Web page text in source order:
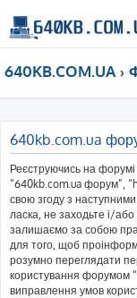
640KB.COM.UA
640kb.com.ua
Реєструючись на
“640kb.com.ua форум”,
свою згоду з
ласка, не заходьте і/
залишаємо за собою
для того, щоб
розумно переглядати
користування форумом
виправлення умов